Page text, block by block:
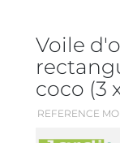
Voile
coco (3
REFERENCE